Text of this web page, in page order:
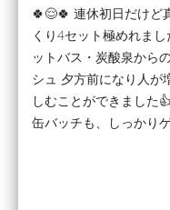
🍀😌🍀 連休初日だけど
くり4セット極めれま
ットバス・炭酸泉から
シュ 夕方前になり人が
しむことができました
缶バッチも、しっかり